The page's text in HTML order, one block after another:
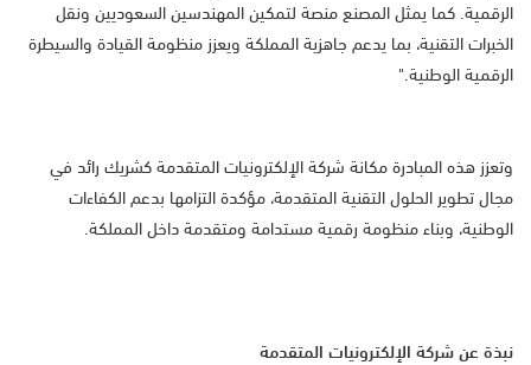
الرقمية. كما يمثل المصنع منصة لتمكين المهندسين السعوديين ونقل
الخبرات التقنية، بما يدعم جاهزية المملكة ويعزز منظومة القيادة والسيطرة
الرقمية الوطنية."
وتعزز هذه المبادرة مكانة شركة الإلكترونيات المتقدمة كشريك رائد في
مجال تطوير الحلول التقنية المتقدمة، مؤكدة التزامها بدعم الكفاءات
الوطنية، وبناء منظومة رقمية مستدامة ومتقدمة داخل المملكة.
نبذة عن شركة الإلكترونيات المتقدمة